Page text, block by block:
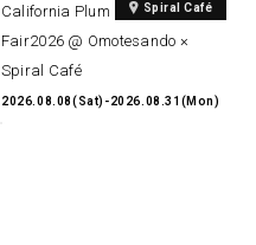
Spiral Café
California Plum & Nectarine
Fair2026 @ Omotesando ×
Spiral Café
2026.08.08(Sat)-2026.08.31(Mon)